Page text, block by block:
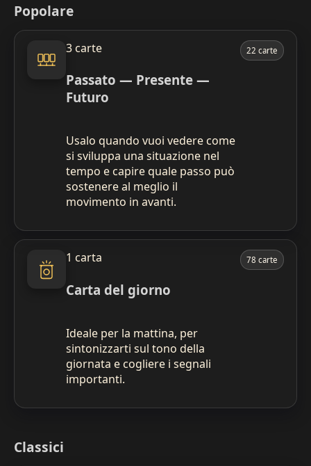
Popolare
3 carte
Passato — Presente —
Futuro
Usalo quando vuoi vedere come
si sviluppa una situazione nel
tempo e capire quale passo può
sostenere al meglio il
movimento in avanti.
22 carte
1 carta
Carta del giorno
Ideale per la mattina, per
sintonizzarti sul tono della
giornata e cogliere i segnali
importanti.
78 carte
Classici